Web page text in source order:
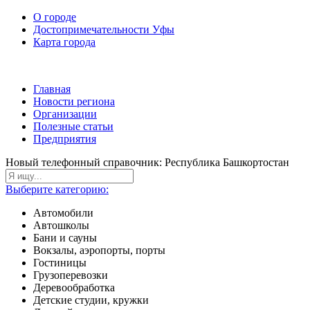
О городе
Достопримечательности Уфы
Карта города
Главная
Новости региона
Организации
Полезные статьи
Предприятия
Новый телефонный справочник: Республика Башкортостан
Выберите категорию:
Автомобили
Автошколы
Бани и сауны
Вокзалы, аэропорты, порты
Гостиницы
Грузоперевозки
Деревообработка
Детские студии, кружки